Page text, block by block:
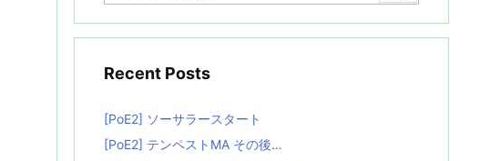
Recent Posts
[PoE2] ソーサラースタート
[PoE2] テンペストMA その後…